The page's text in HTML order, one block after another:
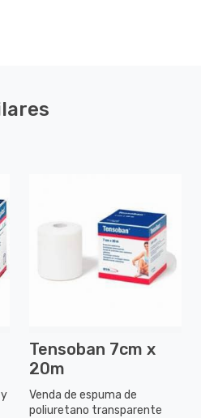
Tensoban 7cm x
20m
Venda de espuma de
poliuretano transparente